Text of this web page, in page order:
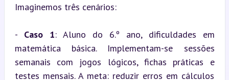
Imaginemos três cenários:
- Caso 1: Aluno do 6.º ano, dificuldades em
matemática básica. Implementam-se sessões
semanais com jogos lógicos, fichas práticas e
testes mensais. A meta: reduzir erros em cálculos